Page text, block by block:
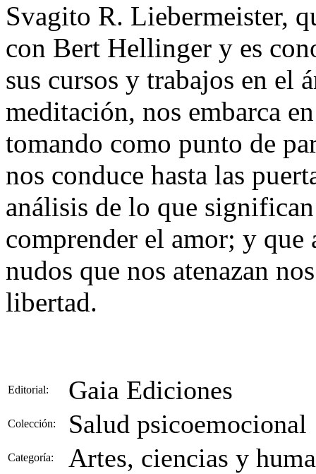
Svagito R. Liebermeister,
con Bert Hellinger y es
sus cursos y trabajos en el
meditación, nos embarca
tomando como punto de
nos conduce hasta las
análisis de lo que
comprender el amor; y
nudos que nos atenazan
libertad.
Editorial: Gaia Ediciones
Colección: Salud psicoemocional
Categoría: Artes, ciencias y